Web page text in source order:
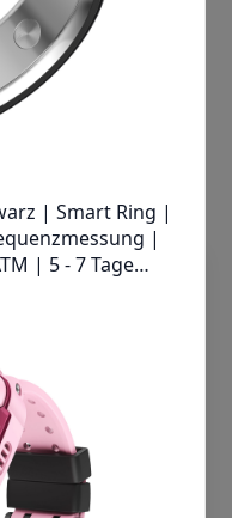
wird.
ständigen
Die
projizieren
direkt in Ihr
damit wir
verbessern
einen in die